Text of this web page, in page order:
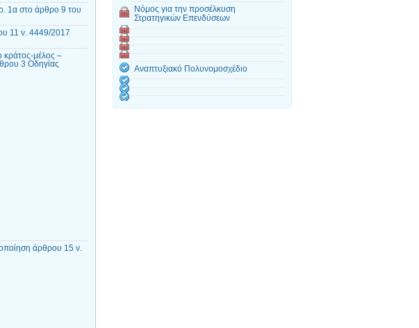
1α στο άρθρο 9 του
11 ν. 4449/2017
κράτος-μέλος –
3 Οδηγίας
άρθρου 15 ν.
Νόμος για την προσέλκυση
Στρατηγικών Επενδύσεων
Αναπτυξιακό Πολυνομοσχέδιο